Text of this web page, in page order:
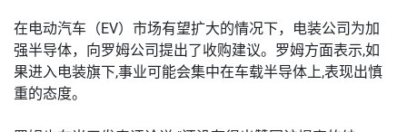
在电动汽车（EV）市场有望扩大的情况下，电装公司为加
强半导体，向罗姆公司提出了收购建议。罗姆方面表示,如
果进入电装旗下,事业可能会集中在车载半导体上,表现出慎
重的态度。